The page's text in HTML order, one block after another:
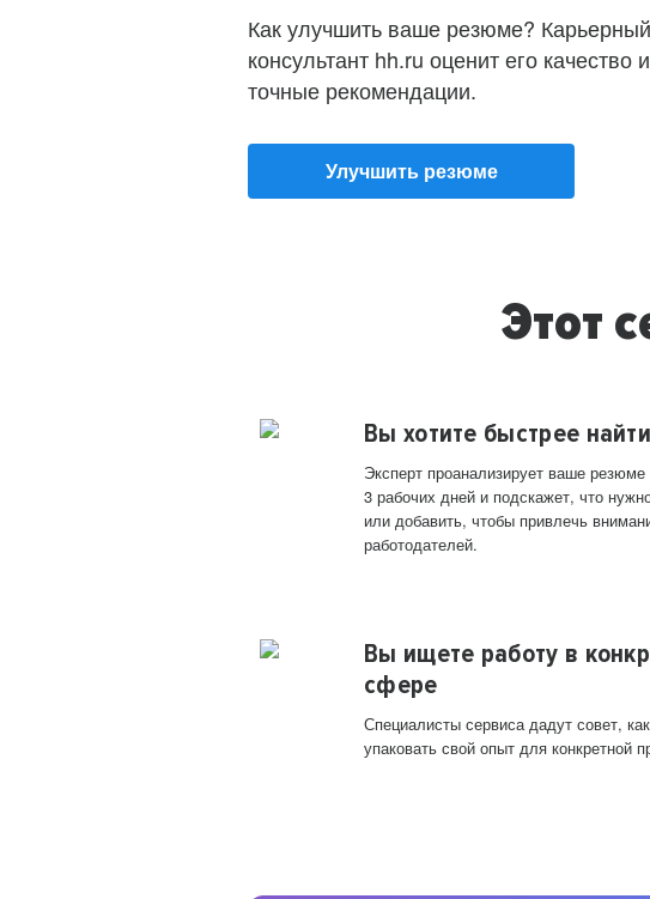
Как улучшить ваше резюме? Карьерный
консультант hh.ru оценит его качество
точные рекомендации.
Улучшить резюме
Этот
Вы хотите быстрее
Эксперт проанализирует ваше резюме
3 рабочих дней и подскажет, что
или добавить, чтобы привлечь
работодателей.
Вы ищете работу в
сфере
Специалисты сервиса дадут совет,
упаковать свой опыт для конкретной